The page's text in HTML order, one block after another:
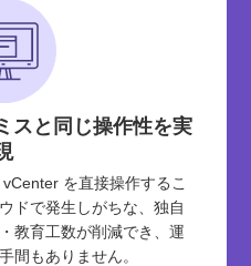
スと同じ操作性を実
を直接操作するこ
ドで発生しがちな、独自
教育工数が削減でき、運
間もありません。